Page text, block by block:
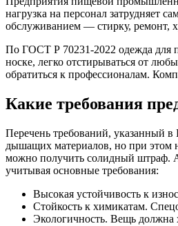
нагрузка на персонал затрудняет
обслуживанием — стирку, ремонт,
По ГОСТ Р 70231-2022 одежда для
носке, легко отстирываться от
обратиться к профессионалам.
Какие требования
Перечень требований, указанный
дышащих материалов, но при этом
можно получить солидный штраф. А
учитывая основные требования:
Высокая устойчивость к
Стойкость к химикатам.
Экологичность. Вещь должна